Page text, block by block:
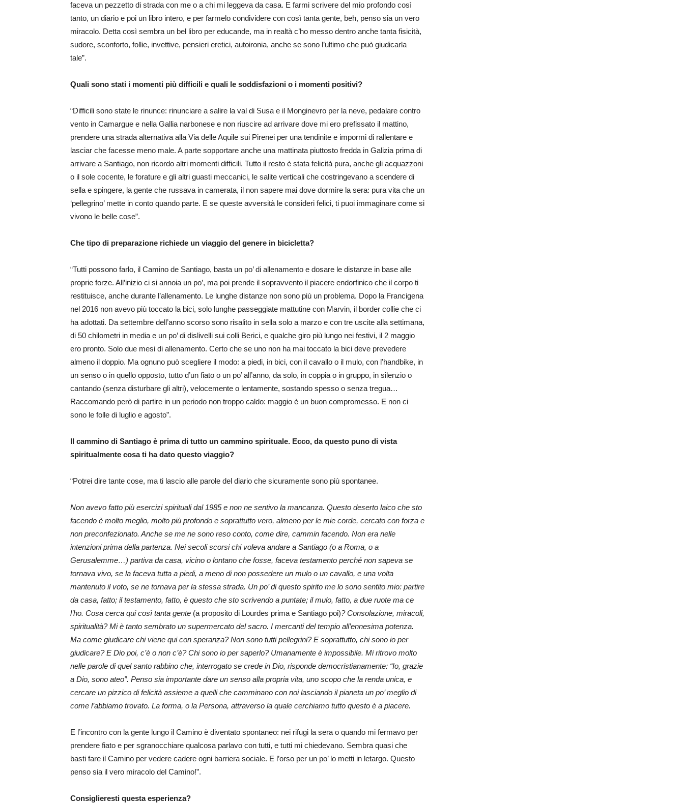
faceva un pezzetto di strada con me o a chi mi leggeva da casa. E farmi scrivere del mio profondo così
tanto, un diario e poi un libro intero, e per farmelo condividere con così tanta gente, beh, penso sia un vero
miracolo. Detta così sembra un bel libro per educande, ma in realtà c’ho messo dentro anche tanta fisicità,
sudore, sconforto, follie, invettive, pensieri eretici, autoironia, anche se sono l’ultimo che può giudicarla
tale”.
Quali sono stati i momenti più difficili e quali le soddisfazioni o i momenti positivi?
“Difficili sono state le rinunce: rinunciare a salire la val di Susa e il Monginevro per la neve, pedalare contro
vento in Camargue e nella Gallia narbonese e non riuscire ad arrivare dove mi ero prefissato il mattino,
prendere una strada alternativa alla Via delle Aquile sui Pirenei per una tendinite e impormi di rallentare e
lasciar che facesse meno male. A parte sopportare anche una mattinata piuttosto fredda in Galizia prima di
arrivare a Santiago, non ricordo altri momenti difficili. Tutto il resto è stata felicità pura, anche gli acquazzoni
o il sole cocente, le forature e gli altri guasti meccanici, le salite verticali che costringevano a scendere di
sella e spingere, la gente che russava in camerata, il non sapere mai dove dormire la sera: pura vita che un
‘pellegrino’ mette in conto quando parte. E se queste avversità le consideri felici, ti puoi immaginare come si
vivono le belle cose”.
Che tipo di preparazione richiede un viaggio del genere in bicicletta?
“Tutti possono farlo, il Camino de Santiago, basta un po’ di allenamento e dosare le distanze in base alle
proprie forze. All’inizio ci si annoia un po’, ma poi prende il sopravvento il piacere endorfinico che il corpo ti
restituisce, anche durante l’allenamento. Le lunghe distanze non sono più un problema. Dopo la Francigena
nel 2016 non avevo più toccato la bici, solo lunghe passeggiate mattutine con Marvin, il border collie che ci
ha adottati. Da settembre dell’anno scorso sono risalito in sella solo a marzo e con tre uscite alla settimana,
di 50 chilometri in media e un po’ di dislivelli sui colli Berici, e qualche giro più lungo nei festivi, il 2 maggio
ero pronto. Solo due mesi di allenamento. Certo che se uno non ha mai toccato la bici deve prevedere
almeno il doppio. Ma ognuno può scegliere il modo: a piedi, in bici, con il cavallo o il mulo, con l’handbike, in
un senso o in quello opposto, tutto d’un fiato o un po’ all’anno, da solo, in coppia o in gruppo, in silenzio o
cantando (senza disturbare gli altri), velocemente o lentamente, sostando spesso o senza tregua…
Raccomando però di partire in un periodo non troppo caldo: maggio è un buon compromesso. E non ci
sono le folle di luglio e agosto”.
Il cammino di Santiago è prima di tutto un cammino spirituale. Ecco, da questo puno di vista
spiritualmente cosa ti ha dato questo viaggio?
“Potrei dire tante cose, ma ti lascio alle parole del diario che sicuramente sono più spontanee.
Non avevo fatto più esercizi spirituali dal 1985 e non ne sentivo la mancanza. Questo deserto laico che sto
facendo è molto meglio, molto più profondo e soprattutto vero, almeno per le mie corde, cercato con forza e
non preconfezionato. Anche se me ne sono reso conto, come dire, cammin facendo. Non era nelle
intenzioni prima della partenza. Nei secoli scorsi chi voleva andare a Santiago (o a Roma, o a
Gerusalemme…) partiva da casa, vicino o lontano che fosse, faceva testamento perché non sapeva se
tornava vivo, se la faceva tutta a piedi, a meno di non possedere un mulo o un cavallo, e una volta
mantenuto il voto, se ne tornava per la stessa strada. Un po’ di questo spirito me lo sono sentito mio: partire
da casa, fatto; il testamento, fatto, è questo che sto scrivendo a puntate; il mulo, fatto, a due ruote ma ce
l’ho. Cosa cerca qui così tanta gente (a proposito di Lourdes prima e Santiago poi)? Consolazione, miracoli,
spiritualità? Mi è tanto sembrato un supermercato del sacro. I mercanti del tempio all’ennesima potenza.
Ma come giudicare chi viene qui con speranza? Non sono tutti pellegrini? E soprattutto, chi sono io per
giudicare? E Dio poi, c’è o non c’è? Chi sono io per saperlo? Umanamente è impossibile. Mi ritrovo molto
nelle parole di quel santo rabbino che, interrogato se crede in Dio, risponde democristianamente: “Io, grazie
a Dio, sono ateo”. Penso sia importante dare un senso alla propria vita, uno scopo che la renda unica, e
cercare un pizzico di felicità assieme a quelli che camminano con noi lasciando il pianeta un po’ meglio di
come l’abbiamo trovato. La forma, o la Persona, attraverso la quale cerchiamo tutto questo è a piacere.
E l’incontro con la gente lungo il Camino è diventato spontaneo: nei rifugi la sera o quando mi fermavo per
prendere fiato e per sgranocchiare qualcosa parlavo con tutti, e tutti mi chiedevano. Sembra quasi che
basti fare il Camino per vedere cadere ogni barriera sociale. E l’orso per un po’ lo metti in letargo. Questo
penso sia il vero miracolo del Camino!”.
Consiglieresti questa esperienza?